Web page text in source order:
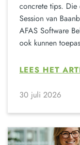
concrete tips.
Session van
AFAS Software
ook kunnen
LEES HET
30 juli 2026